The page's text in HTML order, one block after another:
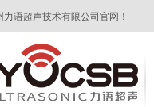
语超声技术有限公司官网！